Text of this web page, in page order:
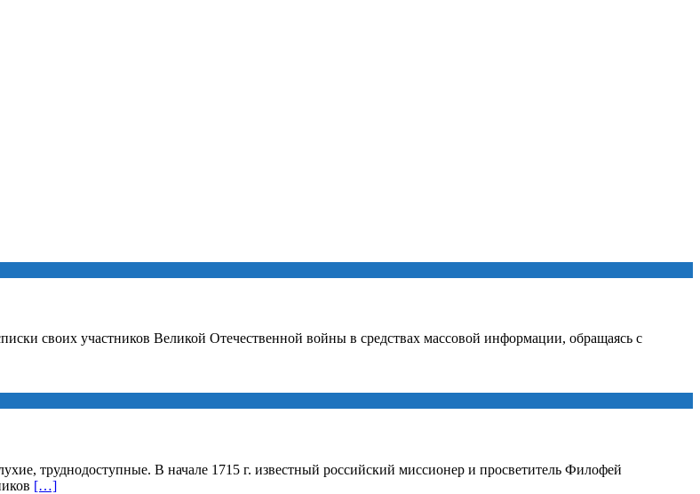
своих участников Великой Отечественной войны в средствах массовой информации, обращаясь с
труднодоступные. В начале 1715 г. известный российский миссионер и просветитель Филофей
[…]